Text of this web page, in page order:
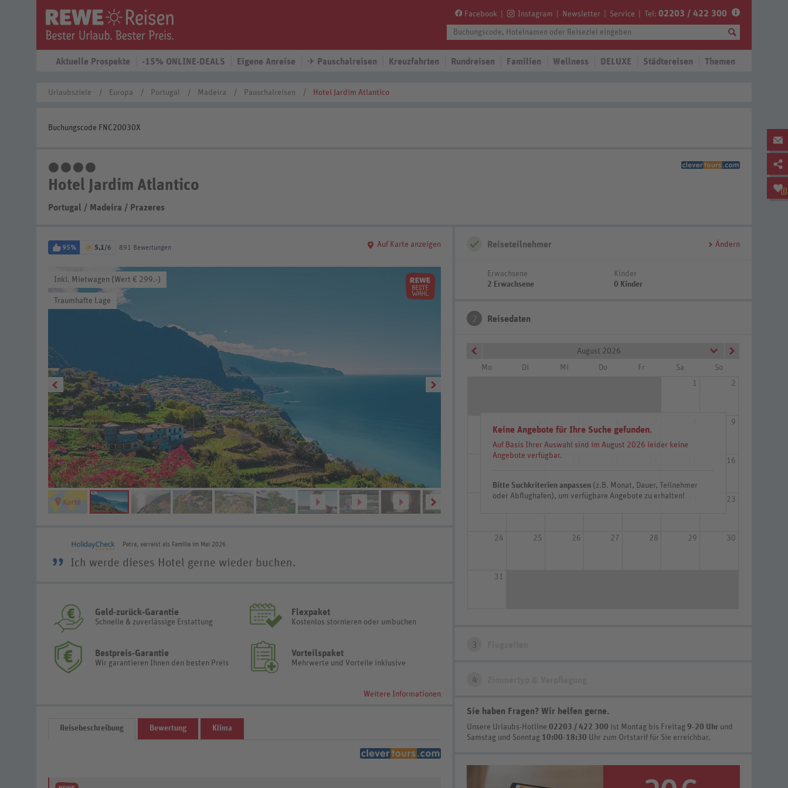
Facebook Instagram Newsletter Service Tel: 02203 / 422 300
Aktuelle Prospekte -15% ONLINE-DEALS Eigene Anreise ✈ Pauschalreisen Kreuzfahrten Rundreisen Familien Wellness DELUXE Städtereisen Themen
0
Urlaubsziele Europa Portugal Madeira Pauschalreisen Hotel Jardim Atlantico
Buchungscode FNC20030X
Hotel Jardim Atlantico
Portugal / Madeira / Prazeres
95% 5,1/6 891 Bewertungen Auf Karte anzeigen
Inkl. Mietwagen (Wert € 299.-)
Traumhafte Lage
Petra, verreist als Familie im Mai 2026
” Ich werde dieses Hotel gerne wieder buchen.
Geld-zurück-Garantie
Schnelle & zuverlässige Erstattung
Flexpaket
Kostenlos stornieren oder umbuchen
Bestpreis-Garantie
Wir garantieren Ihnen den besten Preis
Vorteilspaket
Mehrwerte und Vorteile inklusive
Weitere Informationen
Reisebeschreibung Bewertung Klima
Reiseteilnehmer Ändern
Erwachsene
2 Erwachsene
Kinder
0 Kinder
2 Reisedaten
Keine Angebote für Ihre Suche gefunden.
Auf Basis Ihrer Auswahl sind im August 2026 leider keine
Angebote verfügbar.
Bitte Suchkriterien anpassen (z.B. Monat, Dauer, Teilnehmer
oder Abflughafen), um verfügbare Angebote zu erhalten!
August 2026
Mo
Di Mi Do Fr Sa
So
1
2
9
10 16
17 18 19 20 21 23
24 25 26 27 28 29 30
31
3
4
Sie haben Fragen? Wir helfen gerne.
Unsere Urlaubs-Hotline 02203 / 422 300 ist Montag bis Freitag 9-20 Uhr und
Samstag und Sonntag 10:00-18:30 Uhr zum Ortstarif für Sie erreichbar.